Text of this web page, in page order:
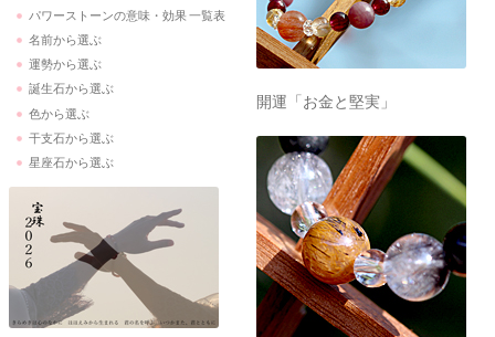
パワーストーンの意味・効果 一覧表
名前から選ぶ
運勢から選ぶ
誕生石から選ぶ
色から選ぶ
干支石から選ぶ
星座石から選ぶ
開運「お金と堅実」